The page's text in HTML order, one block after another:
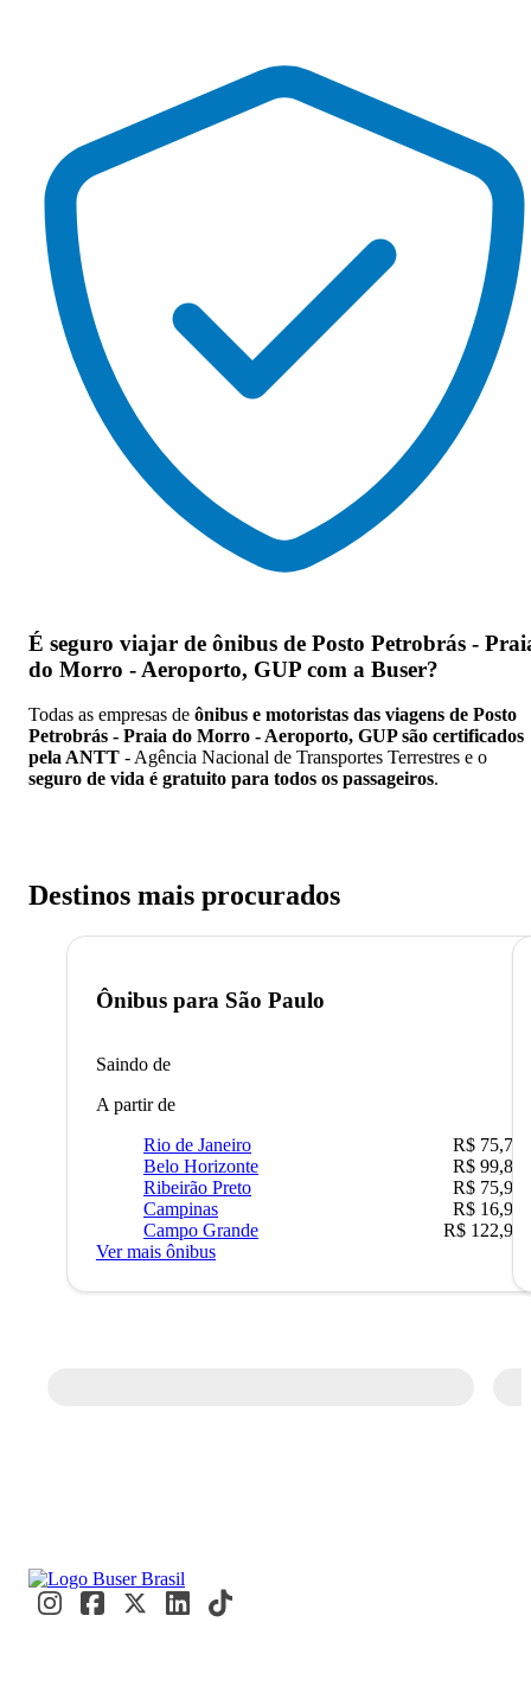
É seguro viajar de ônibus de Posto Petrobrás -
do Morro - Aeroporto, GUP com a Buser?
Todas as empresas de ônibus e motoristas das viagens de Posto
Petrobrás - Praia do Morro - Aeroporto, GUP são certificados
pela ANTT - Agência Nacional de Transportes Terrestres e o
seguro de vida é gratuito para todos os passageiros.
Destinos mais procurados
Ônibus para São Paulo
Saindo de
A partir de
Rio de Janeiro
R$ 75,77
Belo Horizonte
R$ 99,89
Ribeirão Preto
R$ 75,90
Campinas
R$ 16,90
Campo Grande
R$ 122,90
Ver mais ônibus